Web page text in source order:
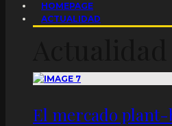
HOMEPAGE
ACTUALIDAD
El mercado plant-